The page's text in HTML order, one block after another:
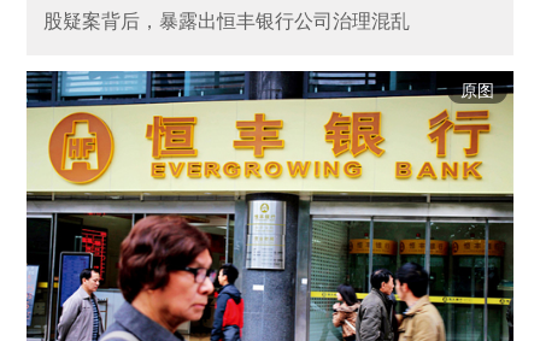
股疑案背后，暴露出恒丰银行公司治理混乱
原图